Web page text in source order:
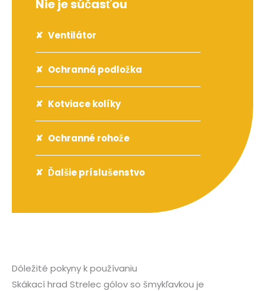
Nie je súčasťou
Ventilátor
Ochranná podložka
Kotviace kolíky
Ochranné rohože
Ďalšie príslušenstvo
Dôležité pokyny k používaniu
Skákací hrad Strelec gólov so šmykľavkou je